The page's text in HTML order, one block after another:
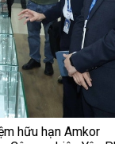
hữu hạn Amkor